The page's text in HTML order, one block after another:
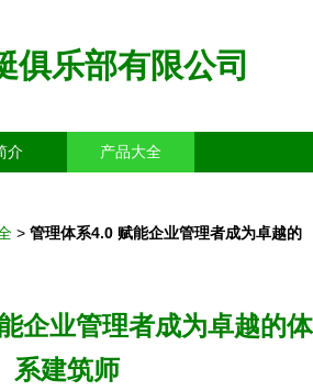
俱乐部有限公司
介 产品大全
> 管理体系4.0 赋能企业管理者成为卓越的
企业管理者成为卓越的体
系建筑师